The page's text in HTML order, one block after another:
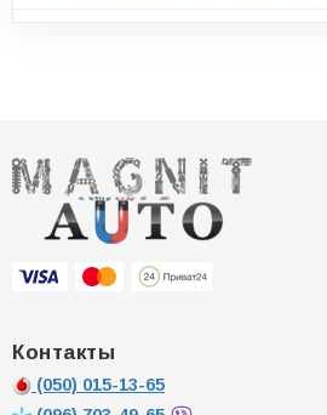
Контакты
(050) 015-13-65